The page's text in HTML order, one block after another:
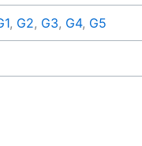
, G2, G3, G4, G5